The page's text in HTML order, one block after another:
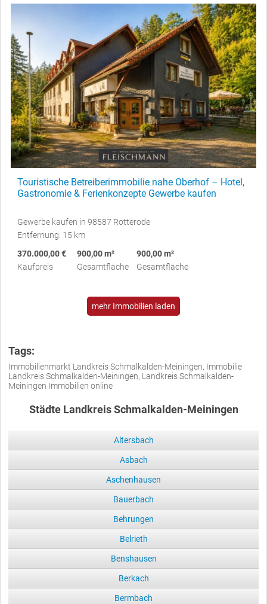
Touristische Betreiberimmobilie nahe Oberhof – Hotel,
Gastronomie & Ferienkonzepte Gewerbe kaufen
Gewerbe kaufen in 98587 Rotterode
Entfernung: 15 km
370.000,00 €
Kaufpreis
900,00 m²
Gesamtfläche
900,00 m²
Gesamtfläche
mehr Immobilien laden
Tags:
Immobilienmarkt Landkreis Schmalkalden-Meiningen, Immobilie
Landkreis Schmalkalden-Meiningen, Landkreis Schmalkalden-
Meiningen Immobilien online
Städte Landkreis Schmalkalden-Meiningen
Altersbach
Asbach
Aschenhausen
Bauerbach
Behrungen
Belrieth
Benshausen
Berkach
Bermbach